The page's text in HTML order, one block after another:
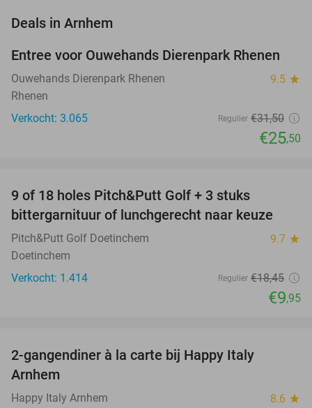
Deals in Arnhem
19%
Entree voor Ouwehands Dierenpark Rhenen
Ouwehands Dierenpark Rhenen 9.5 star
Rhenen
Verkocht: 3.065
Regulier €31,50
€25,50
9 of 18 holes Pitch&Putt Golf + 3 stuks
bittergarnituur of lunchgerecht naar keuze
Pitch&Putt Golf Doetinchem 9.7 star
Doetinchem
Verkocht: 1.414
Regulier €18,45
€9,95
2-gangendiner à la carte bij Happy Italy
Arnhem
Happy Italy Arnhem 8.6 star